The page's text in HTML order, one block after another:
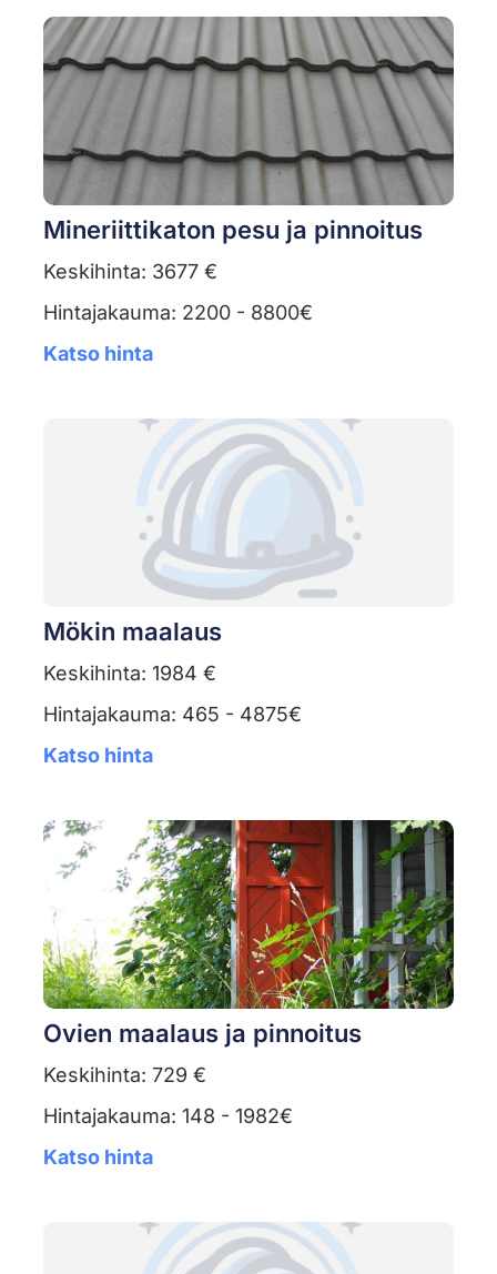
Mineriittikaton pesu ja pinnoitus
Keskihinta: 3677 €
Hintajakauma: 2200 - 8800€
Katso hinta
Mökin maalaus
Keskihinta: 1984 €
Hintajakauma: 465 - 4875€
Katso hinta
Ovien maalaus ja pinnoitus
Keskihinta: 729 €
Hintajakauma: 148 - 1982€
Katso hinta